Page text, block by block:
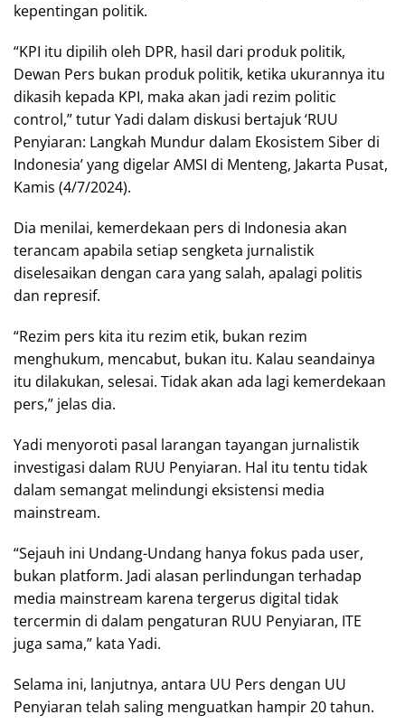
kepentingan politik.
“KPI itu dipilih oleh DPR, hasil dari produk politik,
Dewan Pers bukan produk politik, ketika ukurannya itu
dikasih kepada KPI, maka akan jadi rezim politic
control,” tutur Yadi dalam diskusi bertajuk ‘RUU
Penyiaran: Langkah Mundur dalam Ekosistem Siber di
Indonesia’ yang digelar AMSI di Menteng, Jakarta Pusat,
Kamis (4/7/2024).
Dia menilai, kemerdekaan pers di Indonesia akan
terancam apabila setiap sengketa jurnalistik
diselesaikan dengan cara yang salah, apalagi politis
dan represif.
“Rezim pers kita itu rezim etik, bukan rezim
menghukum, mencabut, bukan itu. Kalau seandainya
itu dilakukan, selesai. Tidak akan ada lagi kemerdekaan
pers,” jelas dia.
Yadi menyoroti pasal larangan tayangan jurnalistik
investigasi dalam RUU Penyiaran. Hal itu tentu tidak
dalam semangat melindungi eksistensi media
mainstream.
“Sejauh ini Undang-Undang hanya fokus pada user,
bukan platform. Jadi alasan perlindungan terhadap
media mainstream karena tergerus digital tidak
tercermin di dalam pengaturan RUU Penyiaran, ITE
juga sama,” kata Yadi.
Selama ini, lanjutnya, antara UU Pers dengan UU
Penyiaran telah saling menguatkan hampir 20 tahun.